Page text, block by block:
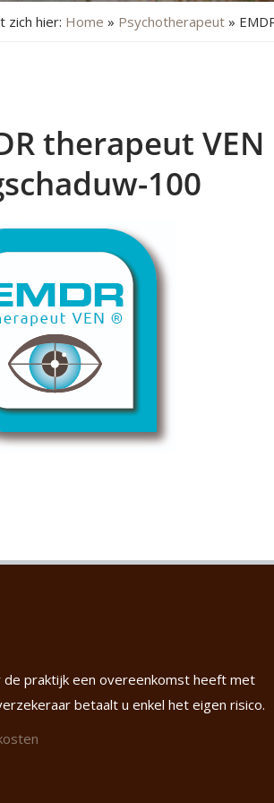
zich hier: Home » Psychotherapeut »
therapeut VEN
100
de praktijk een overeenkomst heeft met
betaalt u enkel het eigen risico.